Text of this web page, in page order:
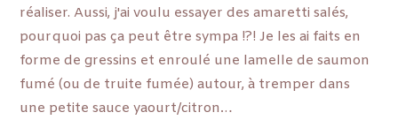
réaliser. Aussi, j'ai voulu essayer des amaretti salés,
pourquoi pas ça peut être sympa !?! Je les ai faits en
forme de gressins et enroulé une lamelle de saumon
fumé (ou de truite fumée) autour, à tremper dans
une petite sauce yaourt/citron…